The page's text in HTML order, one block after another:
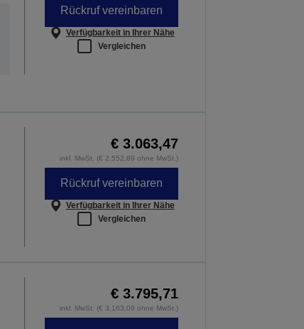
Rückruf vereinbaren
Verfügbarkeit in Ihrer Nähe
Vergleichen
€ 3.063,47
inkl. MwSt. (€ 2.552,89 ohne MwSt.)
Rückruf vereinbaren
Verfügbarkeit in Ihrer Nähe
Vergleichen
€ 3.795,71
inkl. MwSt. (€ 3.163,09 ohne MwSt.)